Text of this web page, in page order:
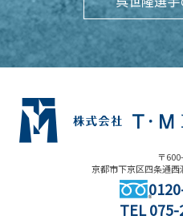
〒
京都市下京区四条通
TEL